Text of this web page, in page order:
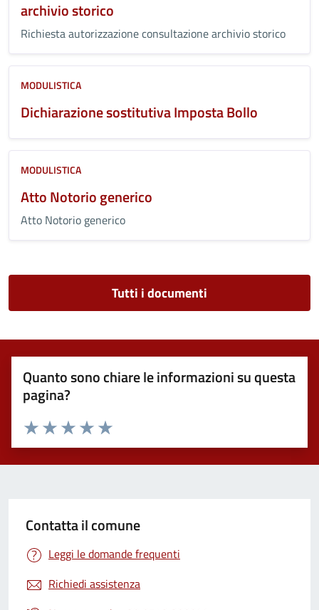
archivio storico
Richiesta autorizzazione consultazione archivio storico
MODULISTICA
Dichiarazione sostitutiva Imposta Bollo
MODULISTICA
Atto Notorio generico
Atto Notorio generico
Tutti i documenti
Quanto sono chiare le informazioni su questa
pagina?
Valuta 5 stelle su 5
Valuta 4 stelle su 5
Valuta 3 stelle su 5
Valuta 2 stelle su 5
Valuta 1 stelle su 5
Contatta il comune
Leggi le domande frequenti
Richiedi assistenza